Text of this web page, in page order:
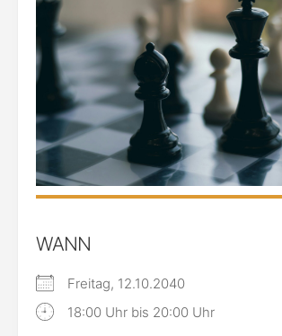
WANN
Freitag, 12.10.2040
18:00 Uhr bis 20:00 Uhr